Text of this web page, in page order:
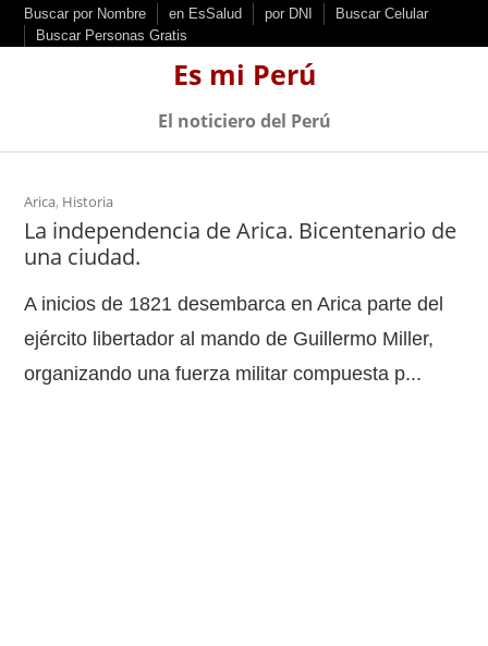
k
Buscar por Nombre en EsSalud por DNI
Buscar Celular
Buscar Personas Gratis
Es mi Perú
El noticiero del Perú
Arica, Historia
La independencia de Arica. Bicentenario de
una ciudad.
A inicios de 1821 desembarca en Arica parte del
ejército libertador al mando de Guillermo Miller,
organizando una fuerza militar compuesta p...